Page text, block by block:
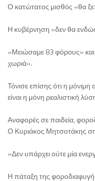
Ο κατώτατος μισθός «θα
Η κυβέρνηση «δεν θα
«Μειώσαμε 83 φόρους»
χωριά».
Τόνισε επίσης ότι η
είναι η μόνη ρεαλιστική
Αναφορές σε παιδεία,
Ο Κυριάκος Μητσοτάκης
«Δεν υπάρχει ούτε μία
Η πάταξη της